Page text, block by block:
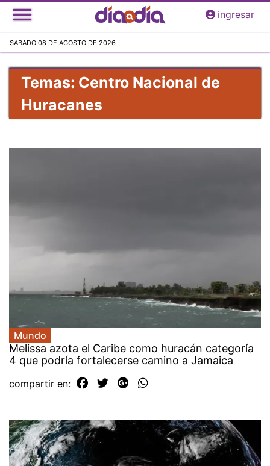
Pasar
al
principal
ingresar
SABADO 08 DE AGOSTO DE 2026
Temas: Centro Nacional de
Huracanes
Mundo
Melissa azota el Caribe como huracán categoría
4 que podría fortalecerse camino a Jamaica
compartir en: